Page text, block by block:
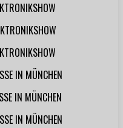
IN MÜNCHEN
IN MÜNCHEN
IN MÜNCHEN